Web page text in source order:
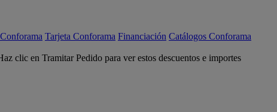
Tarjeta Conforama Financiación Catálogos Conforama
clic en Tramitar Pedido para ver estos descuentos e importes